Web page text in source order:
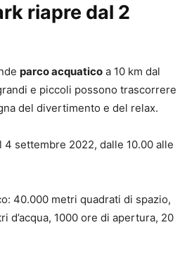
riapre dal 2
parco acquatico a 10 km dal
e piccoli possono trascorrere
del divertimento e del relax.
4 settembre 2022, dalle 10.00 alle
40.000 metri quadrati di spazio,
d’acqua, 1000 ore di apertura, 20